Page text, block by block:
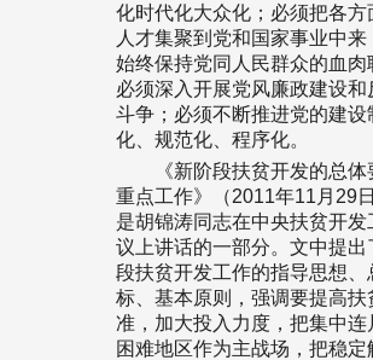
化时代化大众化；必须把各方
人才集聚到党和国家事业中来
始终保持党同人民群众的血肉
必须深入开展党风廉政建设和
斗争；必须不断推进党的建设
化、规范化、程序化。
《新阶段扶贫开发的总体
重点工作》（2011年11月29
是胡锦涛同志在中央扶贫开发
议上讲话的一部分。文中提出
段扶贫开发工作的指导思想、
标、基本原则，强调要提高扶
准，加大投入力度，把集中连
困难地区作为主战场，把稳定